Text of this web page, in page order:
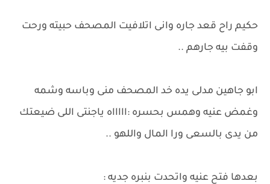
حكيم راح قعد جاره وانى اتلافيت المصحف حبيته ورحت
وقفت بيه جارهم ..
ابو جاهين مدلى يده خد المصحف منى وباسه وشمه
وغمض عنيه وهمس بحسره :اااااه ياجنتى اللى ضيعتك
من يدى بالسعى ورا المال واللهو ..
بعدها فتح عنيه واتحدت بنبره جديه :